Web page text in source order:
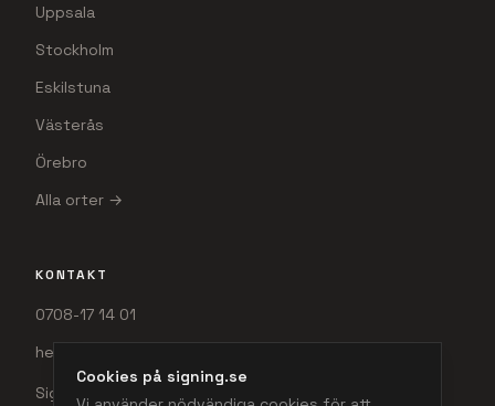
Uppsala
Stockholm
Eskilstuna
Västerås
Örebro
Alla orter →
KONTAKT
0708-17 14 01
hej@signing.se
Signing AB
Cookies på signing.se